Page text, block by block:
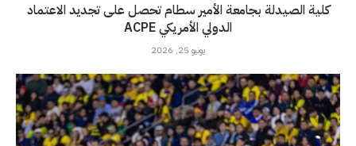
كلية الصيدلة بجامعة الأمير سطام تحصل على تجديد الاعتماد
الدولي الأمريكي ACPE
يونيو 25, 2026